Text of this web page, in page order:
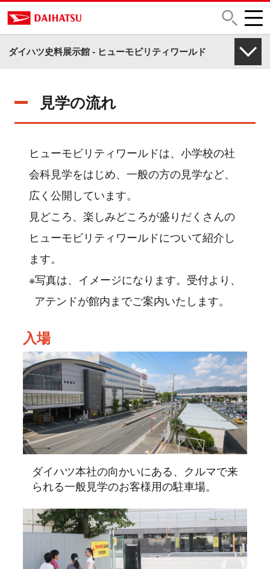
ダイハツ史料展示館 - ヒューモビリティワールド
見学案内
見学の流れ
ヒューモビリティワールドは、小学校の社
会科見学をはじめ、一般の方の見学など、
広く公開しています。
見どころ、楽しみどころが盛りだくさんの
ヒューモビリティワールドについて紹介し
ます。
※写真は、イメージになります。受付より、
アテンドが館内までご案内いたします。
入場
ダイハツ本社の向かいにある、クルマで来
られる一般見学のお客様用の駐車場。